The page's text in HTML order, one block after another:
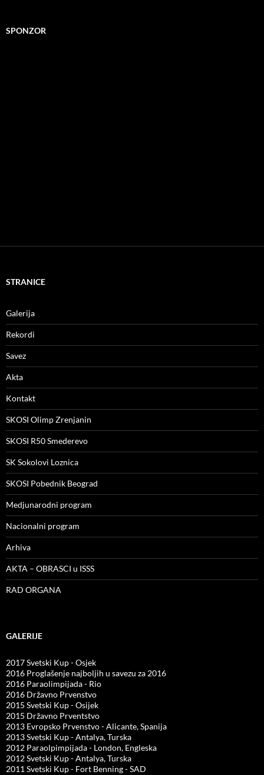
SPONZOR
STRANICE
Galerija
Rekordi
Savez
Akta
Kontakt
SKOSI Olimp Zrenjanin
SKOSI R50 Smederevo
SK Sokolovi Loznica
SKOSI Pobednik Beograd
Medjunarodni program
Nacionalni program
Arhiva
AKTA – OBRASCI u ISSS
RAD ORGANA
GALERIJE
2017 Svetski Kup - Osjek
2016 Proglašenje najboljih u savezu za 2016
2016 Paraolimpijada - Rio
2016 Državno Prvenstvo
2015 Svetski Kup - Osijek
2015 Državno Prventstvo
2013 Evropsko Prvenstvo - Alicante, Spanija
2013 Svetski Kup - Antalya, Turska
2012 Paraolpimpijada - London, Engleska
2012 Svetski Kup - Antalya, Turska
2011 Svetski Kup - Fort Benning - SAD